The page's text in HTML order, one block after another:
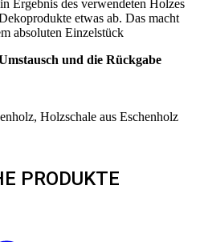
Ergebnis des verwendeten Holzes
etwas ab. Das macht
absoluten Einzelstück
und die Rückgabe
Holzschale aus Eschenholz
PRODUKTE